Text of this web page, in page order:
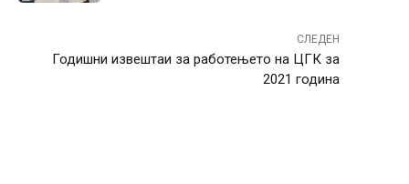
СЛЕДЕН
Годишни извештаи за работењето на ЦГК за
2021 година